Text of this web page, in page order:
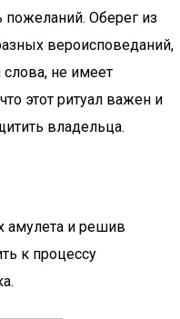
пожеланий. Оберег из
вероисповеданий,
не имеет
этот ритуал важен и
владельца.
амулета и решив
к процессу